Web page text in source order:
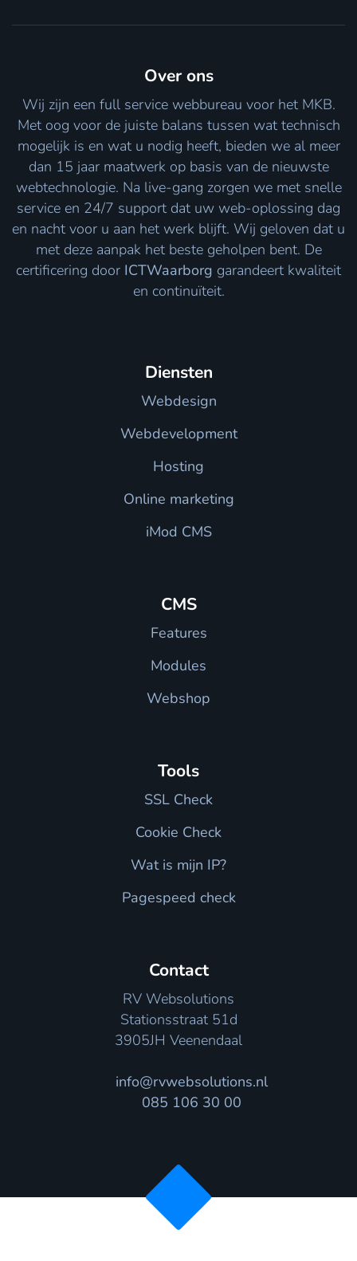
Over ons
Wij zijn een full service webbureau voor het MKB.
Met oog voor de juiste balans tussen wat technisch
mogelijk is en wat u nodig heeft, bieden we al meer
dan 15 jaar maatwerk op basis van de nieuwste
webtechnologie. Na live-gang zorgen we met snelle
service en 24/7 support dat uw web-oplossing dag
en nacht voor u aan het werk blijft. Wij geloven dat u
met deze aanpak het beste geholpen bent. De
certificering door ICTWaarborg garandeert kwaliteit
en continuïteit.
Diensten
Webdesign
Webdevelopment
Hosting
Online marketing
iMod CMS
CMS
Features
Modules
Webshop
Tools
SSL Check
Cookie Check
Wat is mijn IP?
Pagespeed check
Contact
RV Websolutions
Stationsstraat 51d
3905JH Veenendaal
info@rvwebsolutions.nl
085 106 30 00